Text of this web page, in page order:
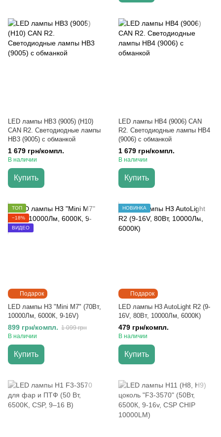
LED лампы HB3 (9005) (H10)
CAN R2. Светодиодные лампы
HB3 (9005) с обманкой
1 679 грн/компл.
В наличии
Купить
LED лампы HB4 (9006) CAN
R2. Светодиодные лампы HB4
(9006) с обманкой
1 679 грн/компл.
В наличии
Купить
Подарок
ТОП
−18%
ВИДЕО
LED лампы H3 "Mini M7" (70Вт,
10000Лм, 6000К, 9-16V)
899 грн/компл. 1 099 грн
В наличии
Купить
Подарок
НОВИНКА
LED лампы H3 AutoLight R2 (9-
16V, 80Вт, 10000Лм, 6000К)
479 грн/компл.
В наличии
Купить